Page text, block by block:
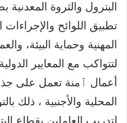
البترول والثروة
تطبيق اللوائح
المهنية وحماية البيئة،
لتتواكب مع المعايير
أعمال ٱمنة تعمل على
المحلية والأجنبية ، ذلك